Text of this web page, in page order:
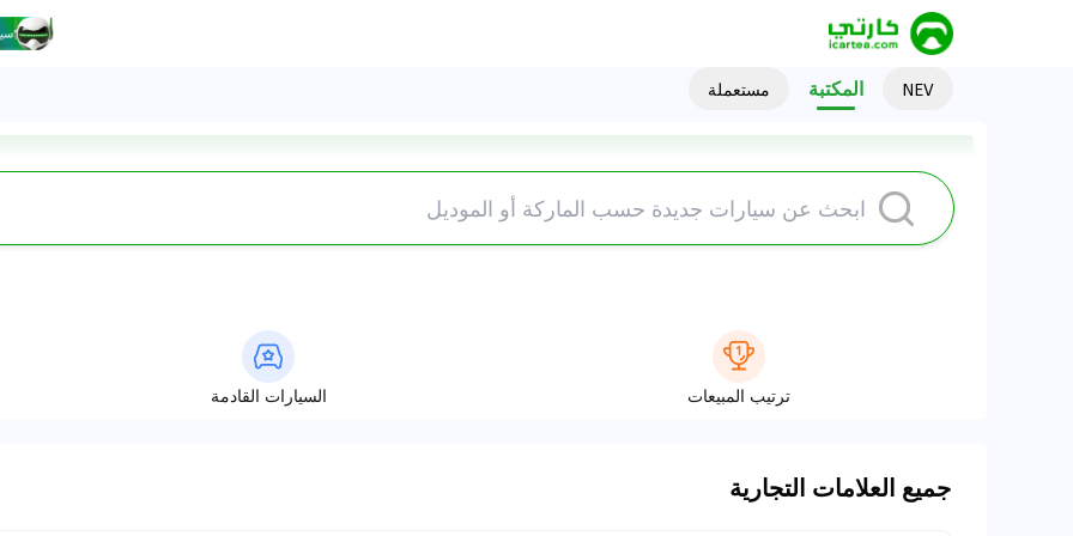
NEV المكتبة مستعملة
اختيار المحرر
Roewe D5X
ترتيب المبيعات السيارات القادمة
جميع العلامات التجارية